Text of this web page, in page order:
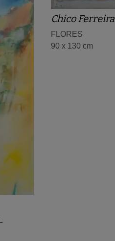
Chico Ferreira
FLORES
90 x 130 cm